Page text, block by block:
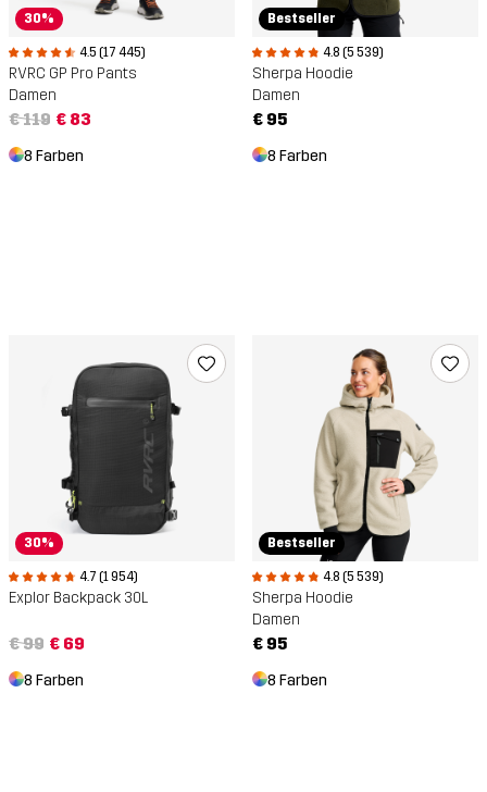
30%
4.5 (17 445)
RVRC GP Pro Pants
Damen
€ 119 € 83
8 Farben
Bestseller
4.8 (5 539)
Sherpa Hoodie
Damen
€ 95
8 Farben
30%
4.7 (1 954)
Explor Backpack 30L
€ 99 € 69
8 Farben
Bestseller
4.8 (5 539)
Sherpa Hoodie
Damen
€ 95
8 Farben